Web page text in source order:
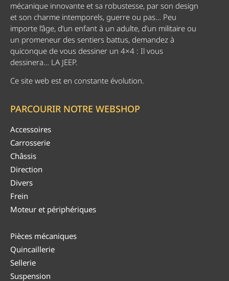
mécanique innovante et sa robustesse, par son design
et son charme intemporels, guerre ou pas… Peu
importe l’âge, d’un enfant à un adulte, d’un militaire ou
un promeneur des sentiers battus, demandez à
quiconque de vous dessiner un 4×4 : Il vous
dessinera… LA JEEP.
Ce site web est en constante évolution.
PARCOURIR NOTRE WEBSHOP
Accessoires
Carrosserie
Châssis
Direction
Divers
Frein
Moteur et périphériques
Pièces mécaniques
Quincaillerie
Sellerie
Suspension